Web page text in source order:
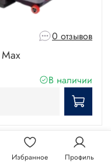
0 отзывов
В наличии
Избранное Профиль